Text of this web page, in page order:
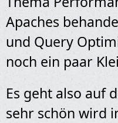
Apaches
und Query
noch ein paar
Es geht also auf
sehr schön wird